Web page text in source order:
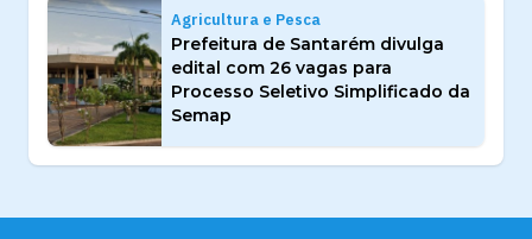
Agricultura e Pesca
Prefeitura de Santarém divulga
edital com 26 vagas para
Processo Seletivo Simplificado da
Semap